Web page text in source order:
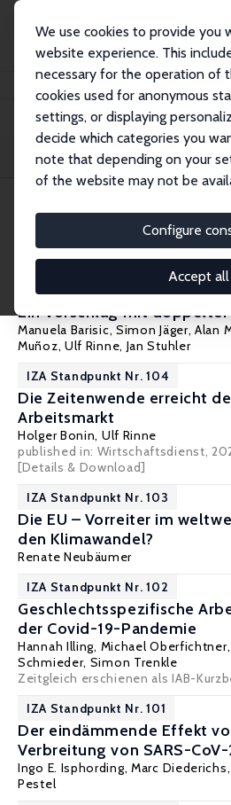
We use cookies to provide you
website experience. This
necessary for the operation of
cookies used for anonymous
settings, or displaying
decide which categories you
note that depending on your
of the website may not be
Configure
Accept all
Publications IZA Standpunkte
Filters
105 IZA
Einwanderung klug,
Ein Vorschlag mit
Manuela Barisic, Simon Jäger,Alan
Muñoz, Ulf Rinne, Jan Stuhler
IZA Standpunkt Nr. 104
Die Zeitenwende erreicht
Arbeitsmarkt
Holger Bonin, Ulf Rinne
published in: Wirtschaftsdienst,
[Details & Download]
IZA Standpunkt Nr. 103
Die EU – Vorreiter im
den Klimawandel?
Renate Neubäumer
IZA Standpunkt Nr. 102
Geschlechtsspezifische
der Covid-19-Pandemie
Hannah Illing, Michael Oberfichtner,
Schmieder, Simon Trenkle
Zeitgleich erschienen als IAB-
IZA Standpunkt Nr. 101
Der eindämmende Effekt
Verbreitung von SARS-CoV-
Ingo E. Isphording,Marc Diederichs,
Pestel